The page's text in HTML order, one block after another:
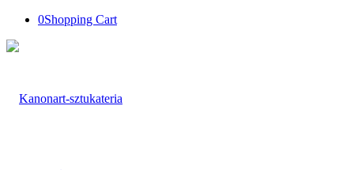
0Shopping Cart